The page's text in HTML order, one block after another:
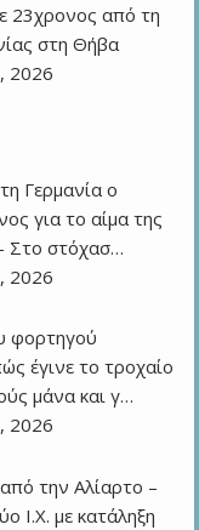
23χρονος από τη
στη Θήβα
2026
Γερμανία ο
για το αίμα της
Στο στόχασ…
2026
φορτηγού
έγινε το τροχαίο
μάνα και γ…
2026
την Αλίαρτο –
Ι.Χ. με κατάληξη